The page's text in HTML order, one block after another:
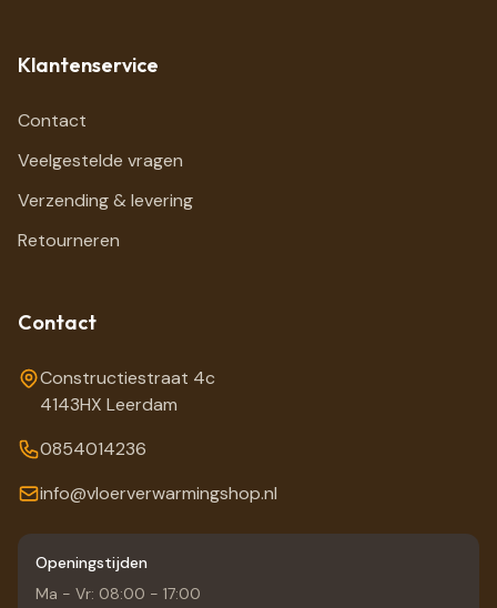
Klantenservice
Contact
Veelgestelde vragen
Verzending & levering
Retourneren
Contact
Constructiestraat 4c
4143HX Leerdam
0854014236
info@vloerverwarmingshop.nl
Openingstijden
Ma - Vr: 08:00 - 17:00